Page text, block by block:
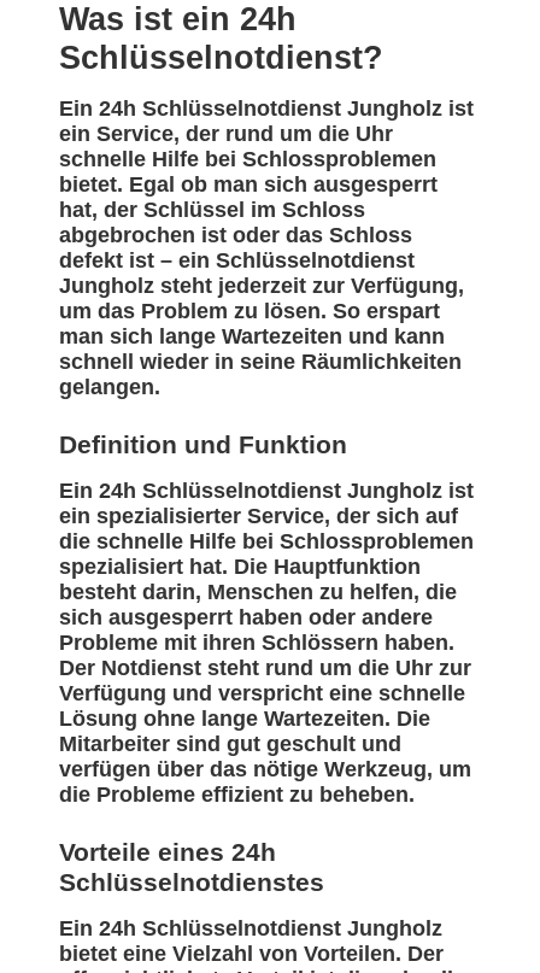
Was ist ein 24h
Schlüsselnotdienst?
Ein 24h Schlüsselnotdienst Jungholz ist
ein Service, der rund um die Uhr
schnelle Hilfe bei Schlossproblemen
bietet. Egal ob man sich ausgesperrt
hat, der Schlüssel im Schloss
abgebrochen ist oder das Schloss
defekt ist – ein Schlüsselnotdienst
Jungholz steht jederzeit zur Verfügung,
um das Problem zu lösen. So erspart
man sich lange Wartezeiten und kann
schnell wieder in seine Räumlichkeiten
gelangen.
Definition und Funktion
Ein 24h Schlüsselnotdienst Jungholz ist
ein spezialisierter Service, der sich auf
die schnelle Hilfe bei Schlossproblemen
spezialisiert hat. Die Hauptfunktion
besteht darin, Menschen zu helfen, die
sich ausgesperrt haben oder andere
Probleme mit ihren Schlössern haben.
Der Notdienst steht rund um die Uhr zur
Verfügung und verspricht eine schnelle
Lösung ohne lange Wartezeiten. Die
Mitarbeiter sind gut geschult und
verfügen über das nötige Werkzeug, um
die Probleme effizient zu beheben.
Vorteile eines 24h
Schlüsselnotdienstes
Ein 24h Schlüsselnotdienst Jungholz
bietet eine Vielzahl von Vorteilen. Der